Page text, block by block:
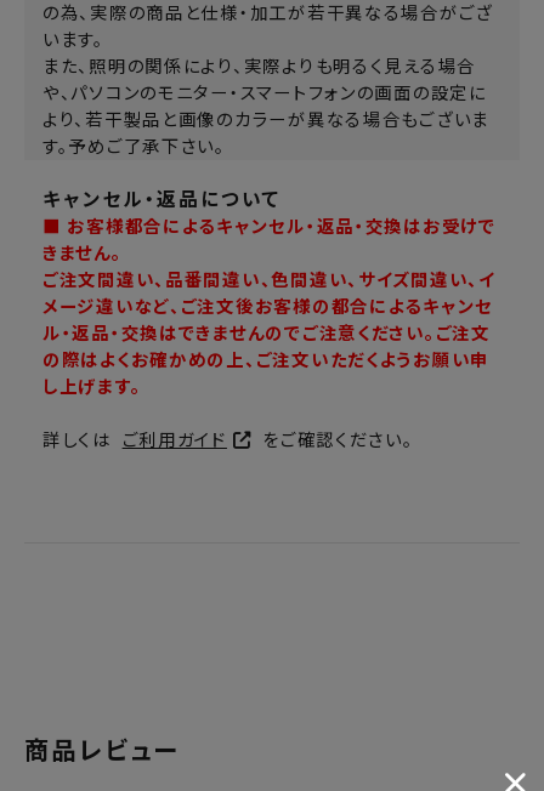
の為、実際の商品と仕様・加工が若干異なる場合がござ
います。
また、照明の関係により、実際よりも明るく見える場合
や、パソコンのモニター・スマートフォンの画面の設定に
より、若干製品と画像のカラーが異なる場合もございま
す。予めご了承下さい。
キャンセル・返品について
■ お客様都合によるキャンセル・返品・交換はお受けで
きません。
ご注文間違い、品番間違い、色間違い、サイズ間違い、イ
メージ違いなど、ご注文後お客様の都合によるキャンセ
ル・返品・交換はできませんのでご注意ください。ご注文
の際はよくお確かめの上、ご注文いただくようお願い申
し上げます。
詳しくは ご利用ガイド をご確認ください。
商品レビュー